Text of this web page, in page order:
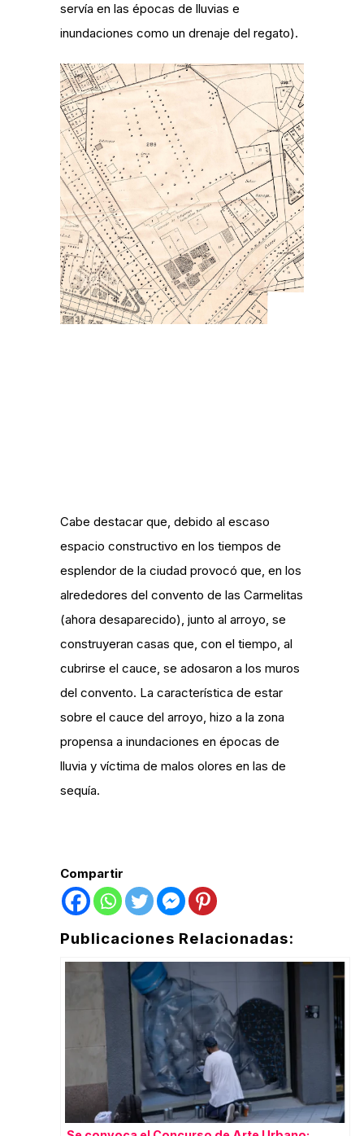
servía en las épocas de lluvias e
inundaciones como un drenaje del regato).
Cabe destacar que, debido al escaso
espacio constructivo en los tiempos de
esplendor de la ciudad provocó que, en los
alrededores del convento de las Carmelitas
(ahora desaparecido), junto al arroyo, se
construyeran casas que, con el tiempo, al
cubrirse el cauce, se adosaron a los muros
del convento. La característica de estar
sobre el cauce del arroyo, hizo a la zona
propensa a inundaciones en épocas de
lluvia y víctima de malos olores en las de
sequía.
Compartir
Publicaciones Relacionadas: